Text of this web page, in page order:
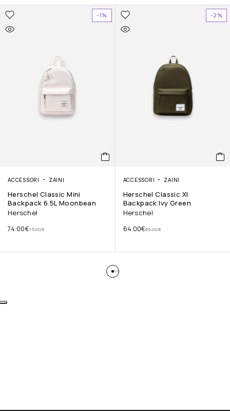
-1%
ACCESSORI ZAINI
Herschel Classic Mini
Backpack 6.5L Moonbean
Herschel
75.00€
74.00€
-2%
ACCESSORI ZAINI
Herschel Classic Xl
Backpack Ivy Green
Herschel
65.00€
64.00€